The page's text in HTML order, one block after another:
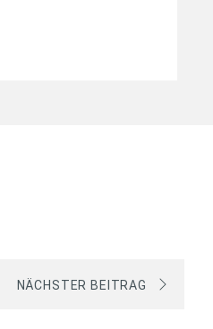
NÄCHSTER BEITRAG